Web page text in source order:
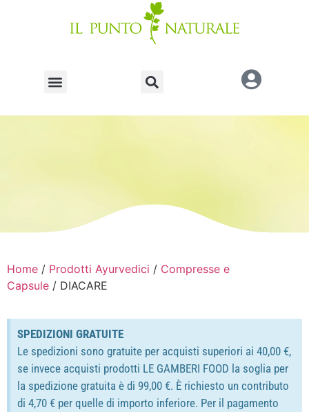
Home / Prodotti Ayurvedici / Compresse e
Capsule / DIACARE
SPEDIZIONI GRATUITE
Le spedizioni sono gratuite per acquisti superiori ai 40,00 €,
se invece acquisti prodotti LE GAMBERI FOOD la soglia per
la spedizione gratuita è di 99,00 €. È richiesto un contributo
di 4,70 € per quelle di importo inferiore. Per il pagamento